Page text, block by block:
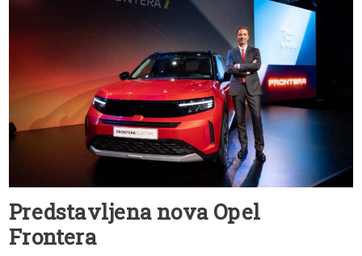
Predstavljena nova Opel
Frontera